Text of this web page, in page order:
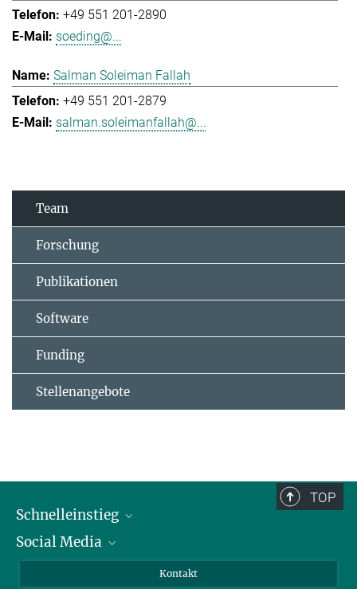
+49 551 201-2890
soeding@...
Salman Soleiman Fallah
+49 551 201-2879
salman.soleimanfallah@...
Team
Forschung
Publikationen
Software
Funding
Stellenangebote
TOP
Schnelleinstieg
Alumni
Social Media
Kontakt